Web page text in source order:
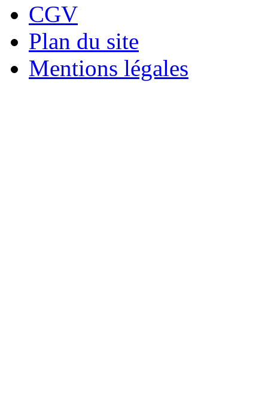
CGV
Plan du site
Mentions légales